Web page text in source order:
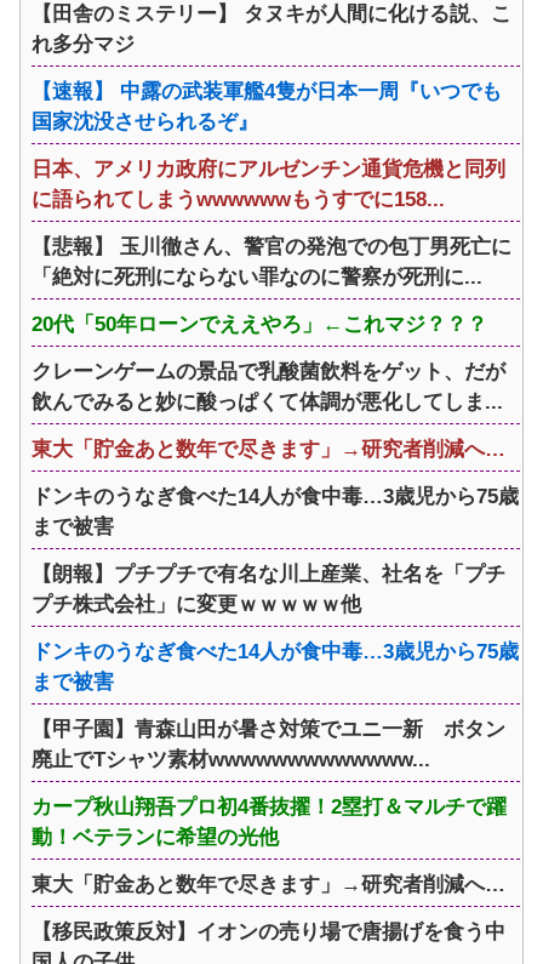
【田舎のミステリー】 タヌキが人間に化ける説、こ
れ多分マジ
【速報】 中露の武装軍艦4隻が日本一周『いつでも
国家沈没させられるぞ』
日本、アメリカ政府にアルゼンチン通貨危機と同列
に語られてしまうwwwwwwもうすでに158...
【悲報】 玉川徹さん、警官の発泡での包丁男死亡に
「絶対に死刑にならない罪なのに警察が死刑に...
20代「50年ローンでええやろ」←これマジ？？？
クレーンゲームの景品で乳酸菌飲料をゲット、だが
飲んでみると妙に酸っぱくて体調が悪化してしま...
東大「貯金あと数年で尽きます」→研究者削減へ…
ドンキのうなぎ食べた14人が食中毒…3歳児から75歳
まで被害
【朗報】プチプチで有名な川上産業、社名を「プチ
プチ株式会社」に変更ｗｗｗｗｗ他
ドンキのうなぎ食べた14人が食中毒…3歳児から75歳
まで被害
【甲子園】青森山田が暑さ対策でユニ一新 ボタン
廃止でTシャツ素材wwwwwwwwwwwww...
カープ秋山翔吾プロ初4番抜擢！2塁打＆マルチで躍
動！ベテランに希望の光他
東大「貯金あと数年で尽きます」→研究者削減へ…
【移民政策反対】イオンの売り場で唐揚げを食う中